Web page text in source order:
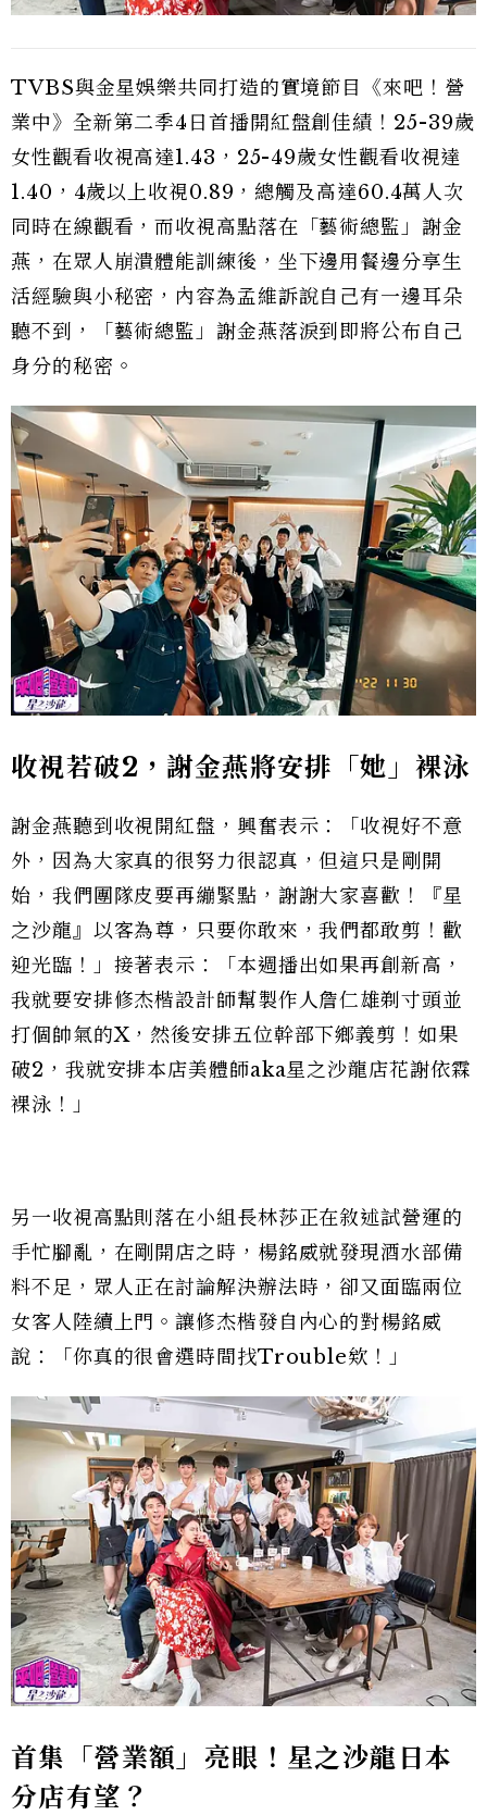
TVBS與金星娛樂共同打造的實境節目《來吧！營
業中》全新第二季4日首播開紅盤創佳績！25-39歲
女性觀看收視高達1.43，25-49歲女性觀看收視達
1.40，4歲以上收視0.89，總觸及高達60.4萬人次
同時在線觀看，而收視高點落在「藝術總監」謝金
燕，在眾人崩潰體能訓練後，坐下邊用餐邊分享生
活經驗與小秘密，內容為孟維訴說自己有一邊耳朵
聽不到，「藝術總監」謝金燕落淚到即將公布自己
身分的秘密。
收視若破2 ，謝金燕將安排「她」裸泳
謝金燕聽到收視開紅盤，興奮表示：「收視好不意
外，因為大家真的很努力很認真，但這只是剛開
始，我們團隊皮要再繃緊點，謝謝大家喜歡！『星
之沙龍』以客為尊，只要你敢來，我們都敢剪！歡
迎光臨！」接著表示：「本週播出如果再創新高，
我就要安排修杰楷設計師幫製作人詹仁雄剃寸頭並
打個帥氣的X，然後安排五位幹部下鄉義剪！如果
破2，我就安排本店美體師aka星之沙龍店花謝依霖
裸泳！」
另一收視高點則落在小組長林莎正在敘述試營運的
手忙腳亂，在剛開店之時，楊銘威就發現酒水部備
料不足，眾人正在討論解決辦法時，卻又面臨兩位
女客人陸續上門。讓修杰楷發自內心的對楊銘威
說：「你真的很會選時間找Trouble欸！」
首集「營業額」亮眼！星之沙龍日本
分店有望？